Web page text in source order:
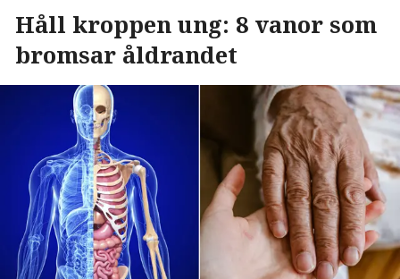
Håll kroppen ung: 8 vanor som
bromsar åldrandet